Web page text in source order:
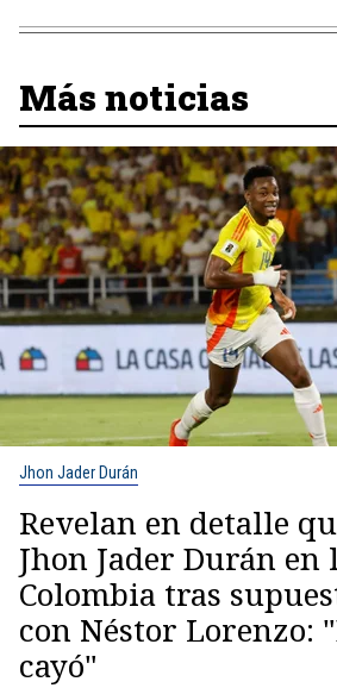
Más noticias
Jhon Jader Durán
Revelan en detalle
Jhon Jader Durán en
Colombia tras
con Néstor Lorenzo:
cayó"